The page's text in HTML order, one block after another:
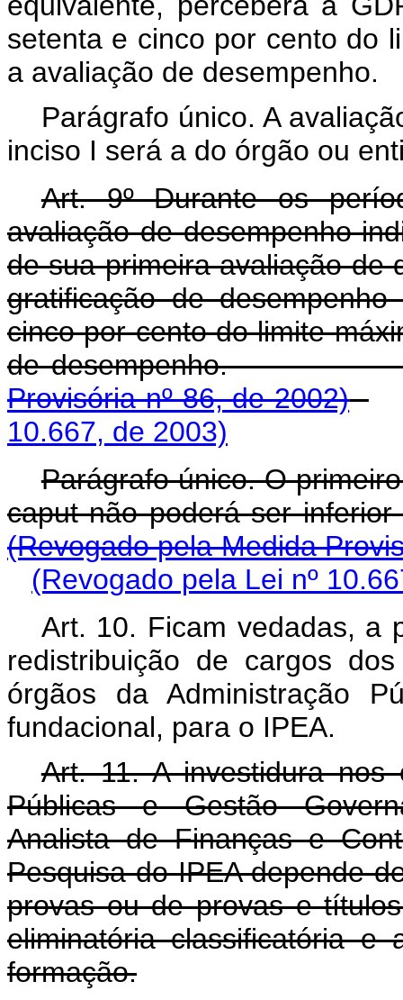
setenta e cinco por cento do
a avaliação de desempenho.
Parágrafo único. A
inciso I será a do órgão ou
Art. 9º Durante os
avaliação de desempenho
de sua primeira avaliação de
gratificação de
cinco por cento do limite
de
Provisória nº 86, de 2002)
10.667, de 2003)
Parágrafo único. O
caput não poderá
(Revogado pela Medida
(Revogado pela Lei nº
Art. 10. Ficam vedadas, a
redistribuição de cargos
órgãos da Administração
fundacional, para o IPEA.
Art. 11. A investidura nos
Públicas e Gestão
Analista de Finanças e
Pesquisa do IPEA depende
provas ou de provas e
eliminatória classificatória
formação.